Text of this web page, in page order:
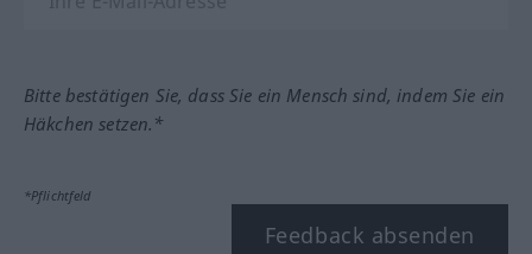
Bitte bestätigen Sie, dass Sie ein Mensch sind, indem Sie ein
Häkchen setzen.*
*Pflichtfeld
Feedback absenden